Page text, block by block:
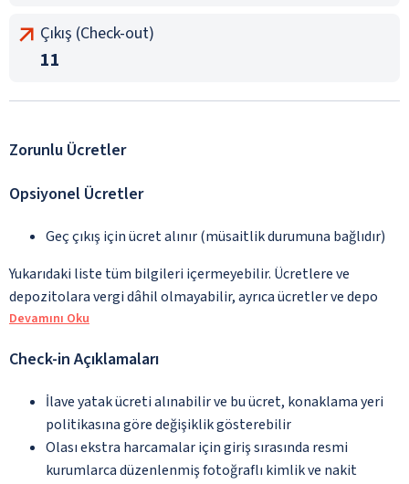
Çıkış (Check-out)
11
Zorunlu Ücretler
Opsiyonel Ücretler
Geç çıkış için ücret alınır (müsaitlik durumuna bağlıdır)
Yukarıdaki liste tüm bilgileri içermeyebilir. Ücretlere ve
depozitolara vergi dâhil olmayabilir, ayrıca ücretler ve depo
Devamını Oku
Check-in Açıklamaları
İlave yatak ücreti alınabilir ve bu ücret, konaklama yeri
politikasına göre değişiklik gösterebilir
Olası ekstra harcamalar için giriş sırasında resmi
kurumlarca düzenlenmiş fotoğraflı kimlik ve nakit